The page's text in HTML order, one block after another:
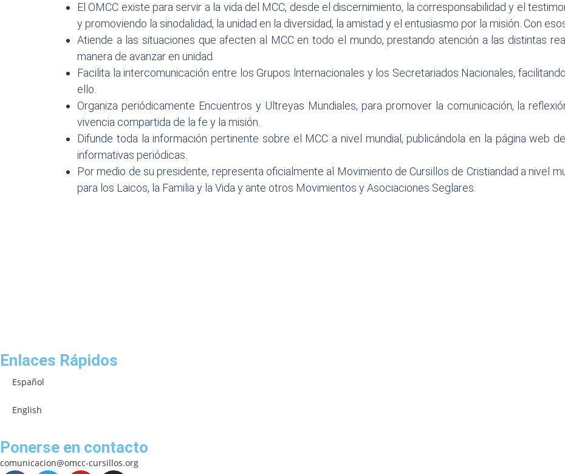
El OMCC existe para servir a la vida del MCC, desde el discernimiento, la corresponsabilidad y el
y promoviendo la sinodalidad, la unidad en la diversidad, la amistad y el entusiasmo por la misión. Con
Atiende a las situaciones que afecten al MCC en todo el mundo, prestando atención a las distintas
manera de avanzar en unidad.
Facilita la intercomunicación entre los Grupos lnternacionales y los Secretariados Nacionales,
ello.
Organiza periódicamente Encuentros y Ultreyas Mundiales, para promover la comunicación, la
vivencia compartida de la fe y la misión.
Difunde toda la información pertinente sobre el MCC a nivel mundial, publicándola en la página web
informativas periódicas.
Por medio de su presidente, representa oficialmente al Movimiento de Cursillos de Cristiandad a nivel
para los Laicos, la Familia y la Vida y ante otros Movimientos y Asociaciones Seglares.
Enlaces Rápidos
Español
English
Ponerse en contacto
comunicacion@omcc-cursillos.org